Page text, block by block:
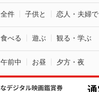
全件 子供と 恋人・夫婦で
食べる 遊ぶ 観る・学ぶ
午前中 お昼 夕方・夜